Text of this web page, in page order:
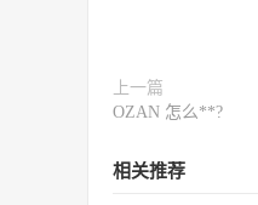
上一篇
OZAN 怎么**?
相关推荐